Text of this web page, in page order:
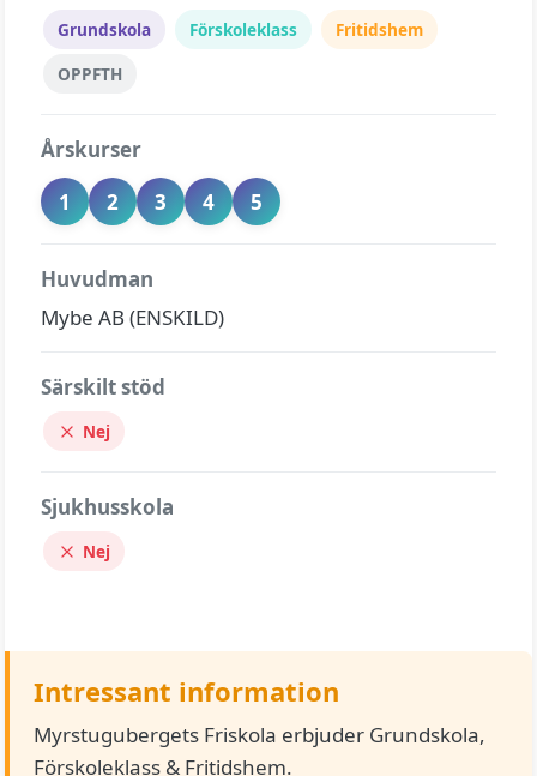
Grundskola Förskoleklass
Fritidshem
OPPFTH
Årskurser
1
2 3 4 5
Huvudman
Mybe AB (ENSKILD)
Särskilt stöd
Nej
Sjukhusskola
Nej
Intressant information
Myrstugubergets Friskola erbjuder Grundskola,
Förskoleklass & Fritidshem.